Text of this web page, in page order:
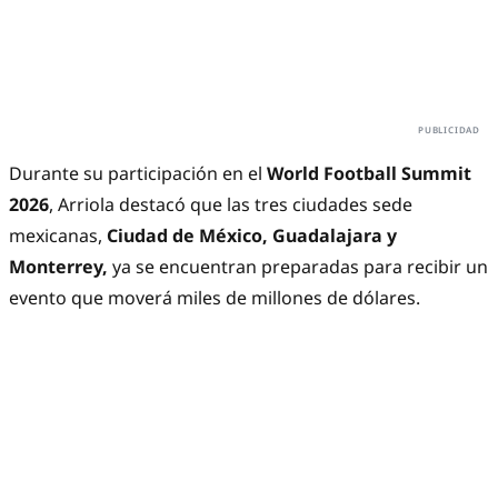
Durante su participación en el World Football Summit
2026, Arriola destacó que las tres ciudades sede
mexicanas, Ciudad de México, Guadalajara y
Monterrey, ya se encuentran preparadas para recibir un
evento que moverá miles de millones de dólares.